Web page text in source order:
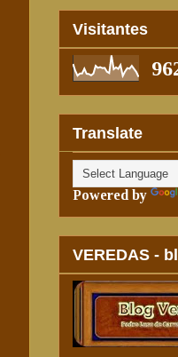
Visitantes
Translate
Powered by
VEREDAS -